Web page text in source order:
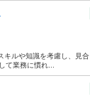
ルや知識を考慮し、見合
て業務に慣れ...